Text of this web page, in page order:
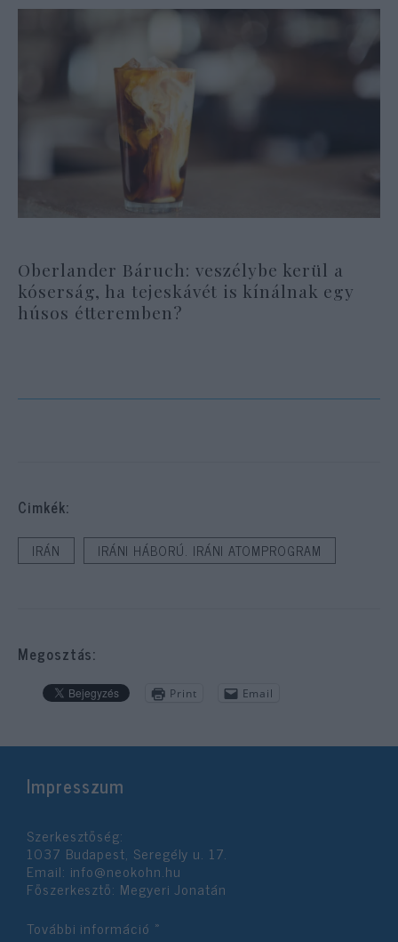
Oberlander Báruch: veszélybe kerül a
kóserság, ha tejeskávét is kínálnak egy
húsos étteremben?
Cimkék:
IRÁN IRÁNI HÁBORÚ. IRÁNI ATOMPROGRAM
Megosztás:
Print Email
Impresszum
Szerkesztőség:
1037 Budapest, Seregély u. 17.
Email: info@neokohn.hu
Főszerkesztő: Megyeri Jonatán
További információ »